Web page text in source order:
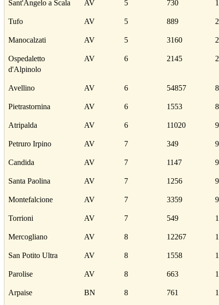
Sant'Angelo a Scala AV 5 730
Tufo AV 5 889
Manocalzati AV 5 3160
Ospedaletto
d'Alpinolo
AV 6 2145
Avellino AV 6 54857
Pietrastornina AV 6 1553
Atripalda AV 6 11020
Petruro Irpino AV 7 349
Candida AV 7 1147
Santa Paolina AV 7 1256
Montefalcione AV 7 3359
Torrioni AV 7 549
Mercogliano AV 8 12267
San Potito Ultra AV 8 1558
Parolise AV 8 663
Arpaise BN 8 761